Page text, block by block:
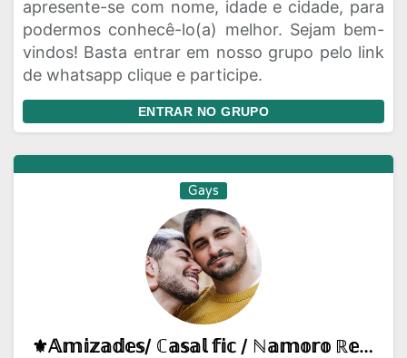
apresente-se com nome, idade e cidade, para
podermos conhecê-lo(a) melhor. Sejam bem-
vindos! Basta entrar em nosso grupo pelo link
de whatsapp clique e participe.
ENTRAR NO GRUPO
Gays
⚜️𝔸𝕞𝕚𝕫𝕒𝕕𝕖𝕤/ ℂ𝕒𝕤𝕒𝕝 𝕗𝕚𝕔 / ℕ𝕒𝕞𝕠𝕣𝕠 ℝ𝕖𝕒𝕝🌈💘